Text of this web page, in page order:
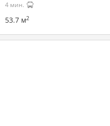
4 мин.
53.7 м2